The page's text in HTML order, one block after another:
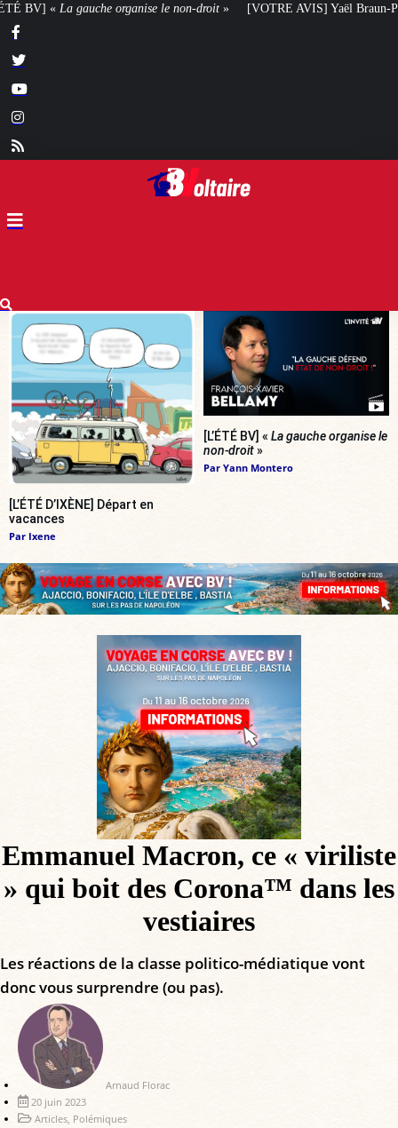
droit» [VOTRE AVIS] Yaël Braun-Pivet doit-elle renoncer à son projet
[L’ÉTÉ D’IXÈNE] Départ en
vacances
Par Ixene
[L’ÉTÉ BV] « La gauche organise le
non-droit»
Par Yann Montero
Emmanuel Macron, ce « viriliste
» qui boit des Corona™ dans les
vestiaires
Les réactions de la classe politico-médiatique vont
donc vous surprendre (ou pas).
Arnaud Florac
20 juin 2023
Articles, Polémiques